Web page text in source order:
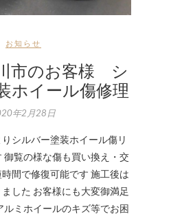
お知らせ
市のお客様 シ
ホイール傷修理
年2月28日
シルバー塗装ホイール傷リ
御覧の様な傷も買い換え・交
間で修復可能です 施工後は
した お客様にも大変御満足
ルミホイールのキズ等でお困